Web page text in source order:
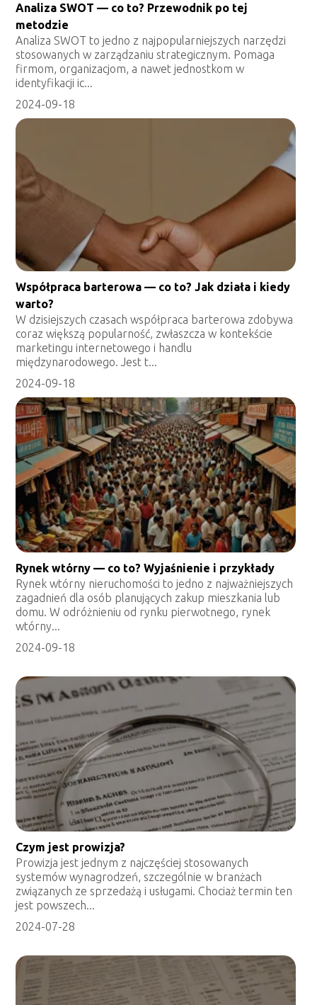
Analiza SWOT — co to? Przewodnik po tej
metodzie
Analiza SWOT to jedno z najpopularniejszych narzędzi
stosowanych w zarządzaniu strategicznym. Pomaga
firmom, organizacjom, a nawet jednostkom w
identyfikacji ic...
2024-09-18
Współpraca barterowa — co to? Jak działa i kiedy
warto?
W dzisiejszych czasach współpraca barterowa zdobywa
coraz większą popularność, zwłaszcza w kontekście
marketingu internetowego i handlu
międzynarodowego. Jest t...
2024-09-18
Rynek wtórny — co to? Wyjaśnienie i przykłady
Rynek wtórny nieruchomości to jedno z najważniejszych
zagadnień dla osób planujących zakup mieszkania lub
domu. W odróżnieniu od rynku pierwotnego, rynek
wtórny...
2024-09-18
Czym jest prowizja?
Prowizja jest jednym z najczęściej stosowanych
systemów wynagrodzeń, szczególnie w branżach
związanych ze sprzedażą i usługami. Chociaż termin ten
jest powszech...
2024-07-28